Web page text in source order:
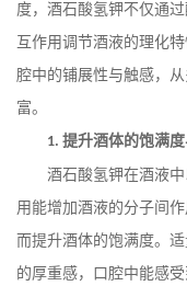
度，酒石酸氢钾不仅通
互作用调节酒液的理化
腔中的铺展性与触感，
富。
1. 提升酒体的饱满
酒石酸氢钾在酒液
用能增加酒液的分子间
而提升酒体的饱满度。
的厚重感，口腔中能感